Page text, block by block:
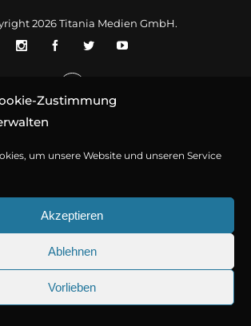
Zustimmung
um unsere Website und unseren Service
Akzeptieren
Ablehnen
Vorlieben
2026Titania Medien GmbH.